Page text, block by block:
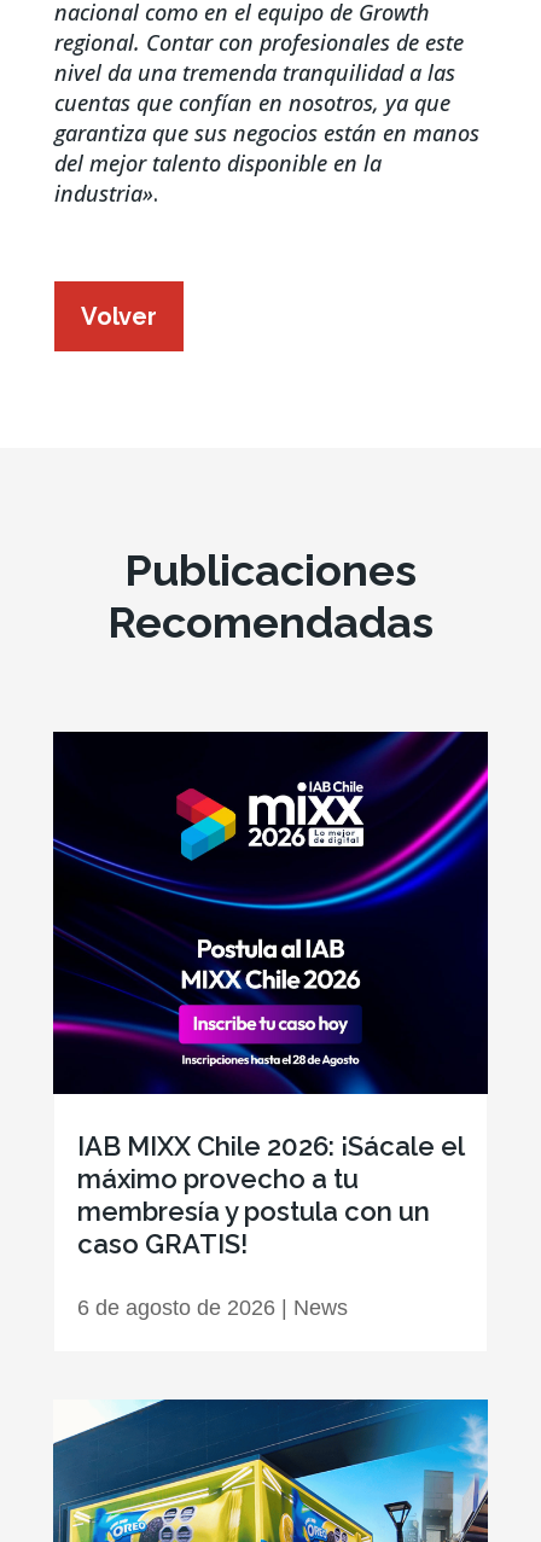
nacional como en el equipo de Growth
regional. Contar con profesionales de este
nivel da una tremenda tranquilidad a las
cuentas que confían en nosotros, ya que
garantiza que sus negocios están en manos
del mejor talento disponible en la
industria».
Volver
Publicaciones
Recomendadas
IAB MIXX Chile 2026: ¡Sácale el
máximo provecho a tu
membresía y postula con un
caso GRATIS!
6 de agosto de 2026| News